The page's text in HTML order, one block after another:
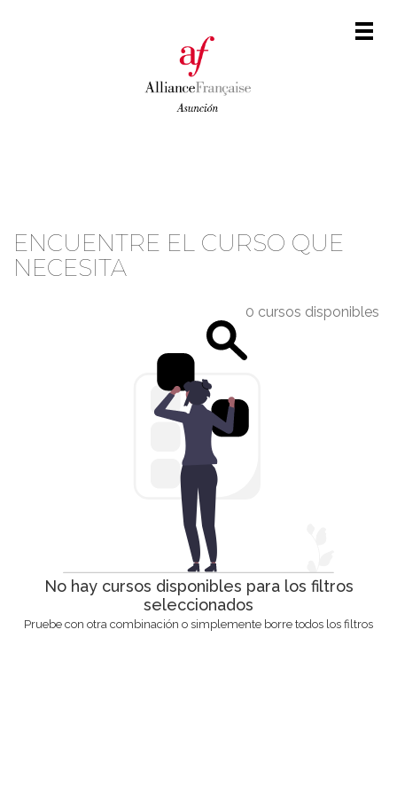
ENCUENTRE EL CURSO QUE
NECESITA
0 cursos disponibles
No hay cursos disponibles para los filtros
seleccionados
Pruebe con otra combinación o simplemente borre todos los filtros